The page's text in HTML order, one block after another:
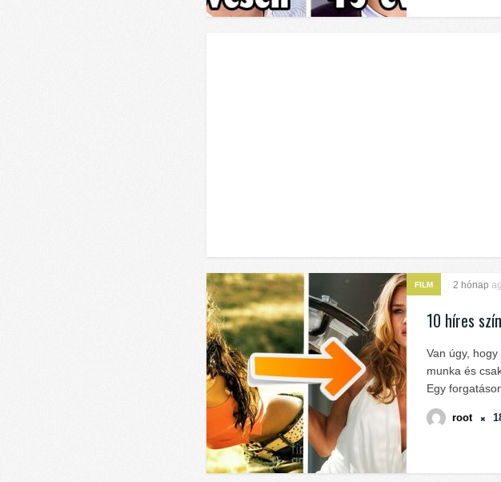
FILM 2 hónap
10 híres
Van úgy,
munka és
Egy forgatáson
root